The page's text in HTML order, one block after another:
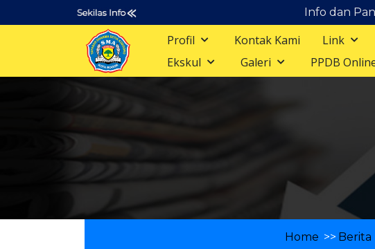
Info dan Panduan
Profil Kontak Kami Link
Ekskul
Galeri PPDB
Home >> Berita